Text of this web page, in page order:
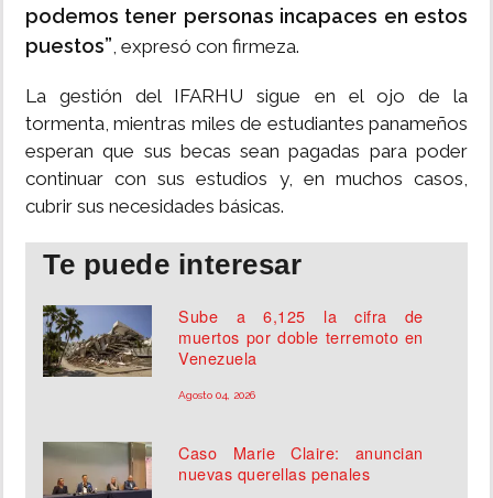
podemos tener personas incapaces en estos
puestos”, expresó con firmeza.
La gestión del IFARHU sigue en el ojo de la
tormenta, mientras miles de estudiantes panameños
esperan que sus becas sean pagadas para poder
continuar con sus estudios y, en muchos casos,
cubrir sus necesidades básicas.
Te puede interesar
Sube a 6,125 la cifra de
muertos por doble terremoto en
Venezuela
Agosto 04, 2026
Caso Marie Claire: anuncian
nuevas querellas penales